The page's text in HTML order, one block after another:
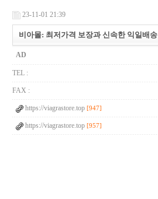
23-11-01 21:39
비아몰: 최저가격 보장과 신속한 익일배
AD
TEL :
FAX :
https://viagrastore.top [947]
https://viagrastore.top [957]